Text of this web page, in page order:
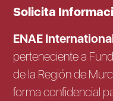
Solicita
ENAE
perteneciente a
de la Región de
forma confidencial